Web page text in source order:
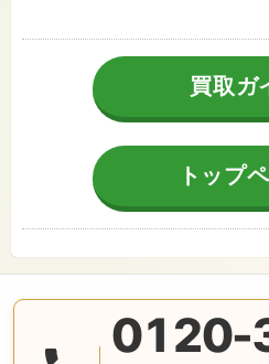
買取ガ
トップ
0120-
無料の電話査定・見積も